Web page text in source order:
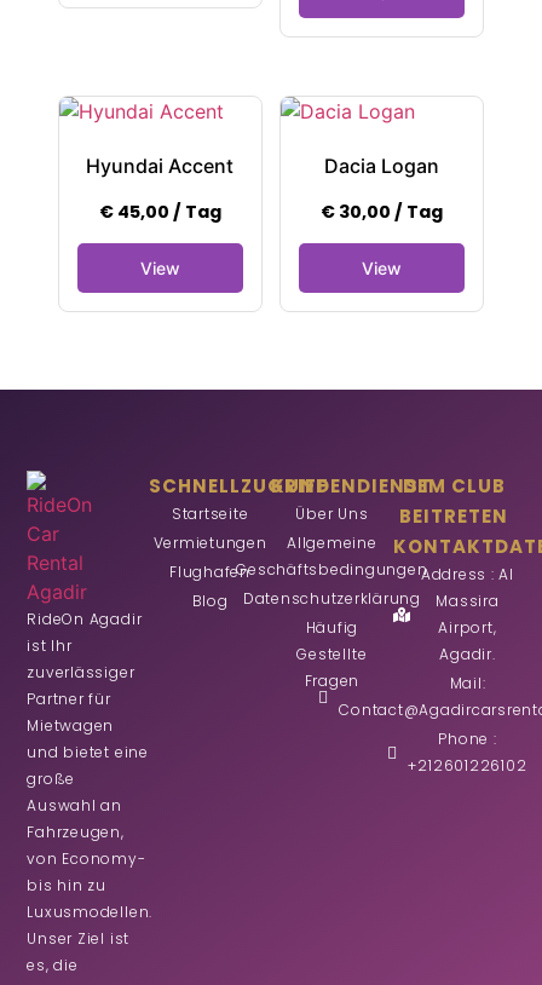
Hyundai Accent
€45,00 / Tag
Dacia Logan
€ 30,00 / Tag
RideOn Agadir
ist Ihr
zuverlässiger
Partner für
Mietwagen
und bietet eine
große
Auswahl an
Fahrzeugen,
von Economy-
bis hin zu
Luxusmodellen.
Unser Ziel ist
es, die
SCHNELLZUGRIFF
Startseite
Vermietungen
Flughafen
Blog
KUNDENDIENST
Über Uns
Allgemeine
Geschäftsbedingungen
Datenschutzerklärung
Häufig
Gestellte
Fragen
DEM CLUB
BEITRETEN
Address : Al
Massira
Airport,
Agadir.
Mail:
Phone :
+212601226102